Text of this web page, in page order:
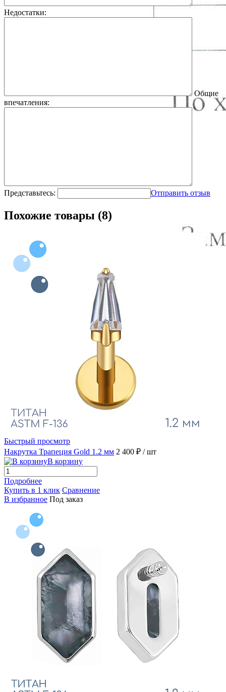
Недостатки:
Общие
впечатления:
Представьтесь: Отправить отзыв
Похожие товары (8)
Быстрый просмотр
Накрутка Трапеция Gold 1.2 мм 2 400 ₽ / шт
В корзину
Подробнее
Купить в 1 клик Сравнение
В избранное Под заказ